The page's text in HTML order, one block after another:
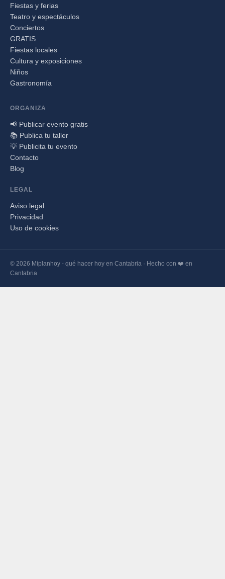
Fiestas y ferias
Teatro y espectáculos
Conciertos
GRATIS
Fiestas locales
Cultura y exposiciones
Niños
Gastronomía
ORGANIZA
📢 Publicar evento gratis
📚 Publica tu taller
💡 Publicita tu evento
Contacto
Blog
LEGAL
Aviso legal
Privacidad
Uso de cookies
© 2026 Miplanhoy - qué hacer hoy en Cantabria · Hecho con ❤️ en
Cantabria